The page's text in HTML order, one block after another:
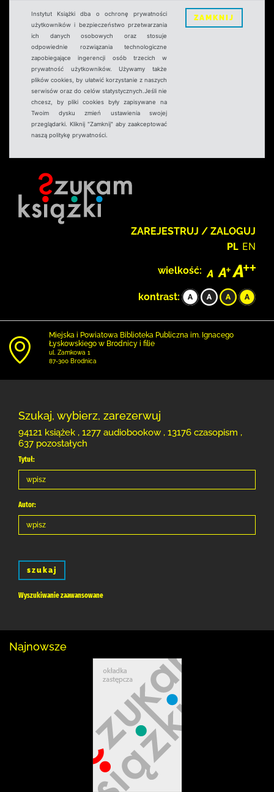
Instytut Książki dba o ochronę prywatności
użytkowników i bezpieczeństwo przetwarzania
ich danych osobowych oraz stosuje
odpowiednie rozwiązania technologiczne
zapobiegające ingerencji osób trzecich w
prywatność użytkowników. Używamy także
plików cookies, by ułatwić korzystanie z naszych
serwisów oraz do celów statystycznych.Jeśli nie
chcesz, by pliki cookies były zapisywane na
Twoim dysku zmień ustawienia swojej
przeglądarki. Kliknij "Zamknij" aby zaakceptować
naszą politykę prywatności.
ZAMKNIJ
ZAREJESTRUJ / ZALOGUJ
PL EN
wielkość:
kontrast:
Miejska i Powiatowa Biblioteka Publiczna im. Ignacego
Łyskowskiego w Brodnicy i filie
ul. Zamkowa 1
87-300 Brodnica
Szukaj, wybierz, zarezerwuj
94121 książek , 1277 audiobookow , 13176 czasopism ,
637 pozostałych
Tytuł:
Autor:
szukaj
Wyszukiwanie zaawansowane
Najnowsze